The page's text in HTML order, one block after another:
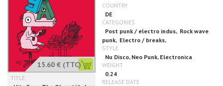
15.60 € (TTC)